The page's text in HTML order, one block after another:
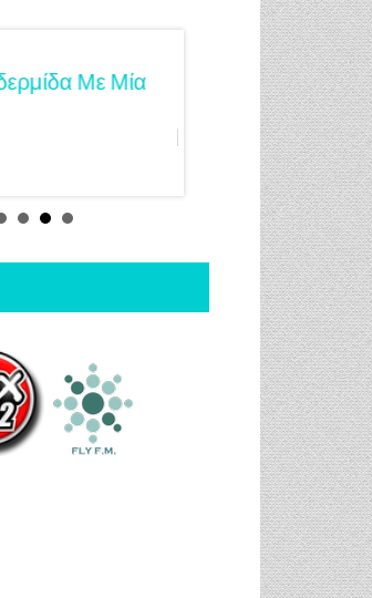
Γαμήλιο Ταξίδι
Πρωτότυπες Ιδέες
Μανικιούρ!